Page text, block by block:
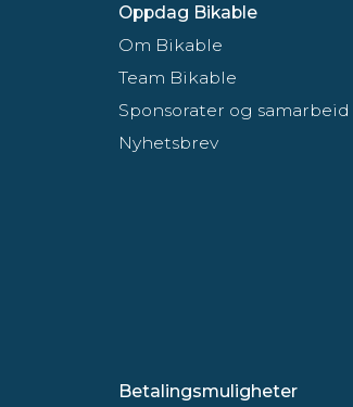
Oppdag Bikable
Om Bikable
Team Bikable
Sponsorater og samarbeid
Nyhetsbrev
Betalingsmuligheter